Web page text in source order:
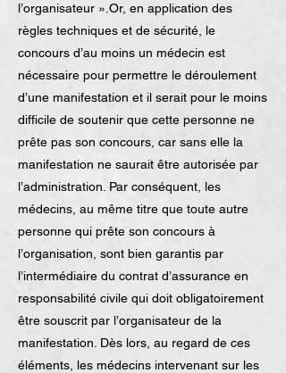
l’organisateur ».Or, en application des
règles techniques et de sécurité, le
concours d’au moins un médecin est
nécessaire pour permettre le déroulement
d’une manifestation et il serait pour le moins
difficile de soutenir que cette personne ne
prête pas son concours, car sans elle la
manifestation ne saurait être autorisée par
l’administration. Par conséquent, les
médecins, au même titre que toute autre
personne qui prête son concours à
l’organisation, sont bien garantis par
l’intermédiaire du contrat d’assurance en
responsabilité civile qui doit obligatoirement
être souscrit par l’organisateur de la
manifestation. Dès lors, au regard de ces
éléments, les médecins intervenant sur les